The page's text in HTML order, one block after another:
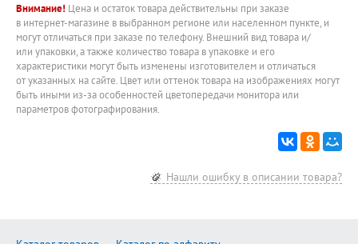
Внимание! Цена и остаток товара действительны при заказе
в интернет-магазине в выбранном регионе или населенном пункте, и
могут отличаться при заказе по телефону. Внешний вид товара и/
или упаковки, а также количество товара в упаковке и его
характеристики могут быть изменены изготовителем и отличаться
от указанных на сайте. Цвет или оттенок товара на изображениях могут
быть иными из-за особенностей цветопередачи монитора или
параметров фотографирования.
Нашли ошибку в описании товара?